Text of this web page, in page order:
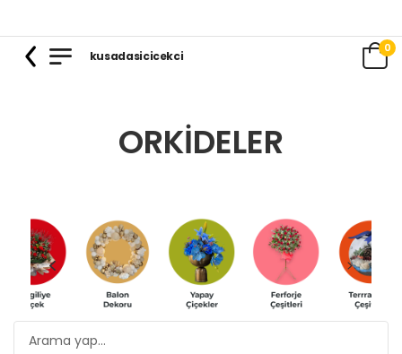
kusadasicicekci
0
ORKIDELER